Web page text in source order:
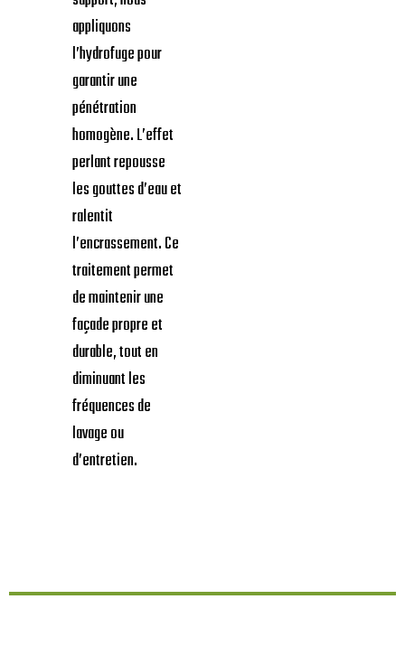
appliquons
l’hydrofuge pour
garantir une
pénétration
homogène. L’effet
perlant repousse
les gouttes d’eau et
ralentit
l’encrassement. Ce
traitement permet
de maintenir une
façade propre et
durable, tout en
diminuant les
fréquences de
lavage ou
d’entretien.